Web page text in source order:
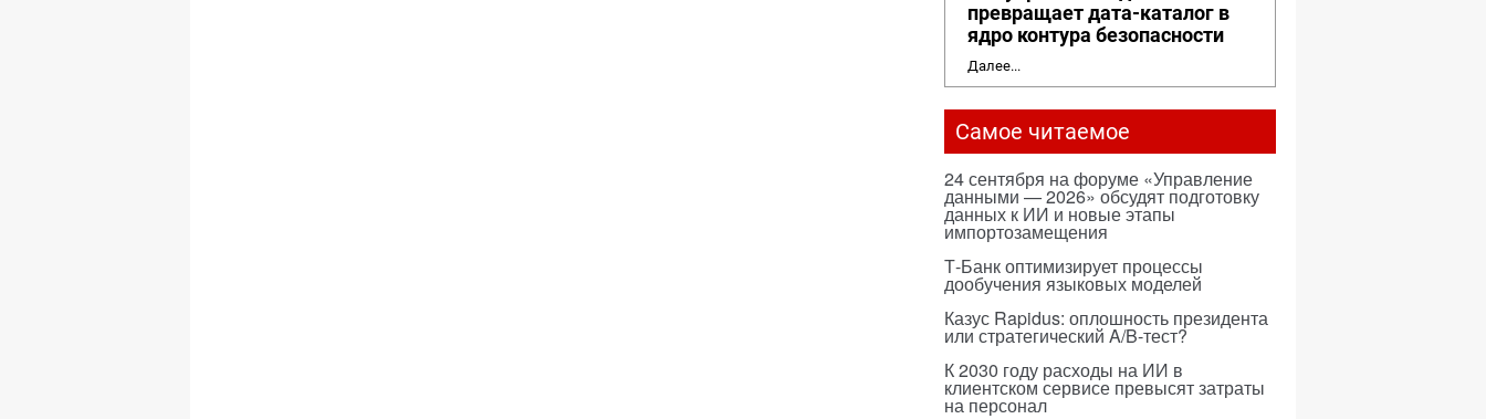
превращает дата-каталог в
ядро контура безопасности
Далее...
Самое читаемое
24 сентября на форуме «Управление
данными — 2026» обсудят подготовку
данных к ИИ и новые этапы
импортозамещения
Т-Банк оптимизирует процессы
дообучения языковых моделей
Казус Rapidus: оплошность президента
или стратегический A/B-тест?
К 2030 году расходы на ИИ в
клиентском сервисе превысят затраты
на персонал